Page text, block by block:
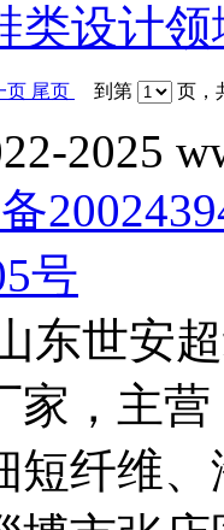
类设计
页 尾页 到第 页，
2025
号
东世安
家，主
短纤维